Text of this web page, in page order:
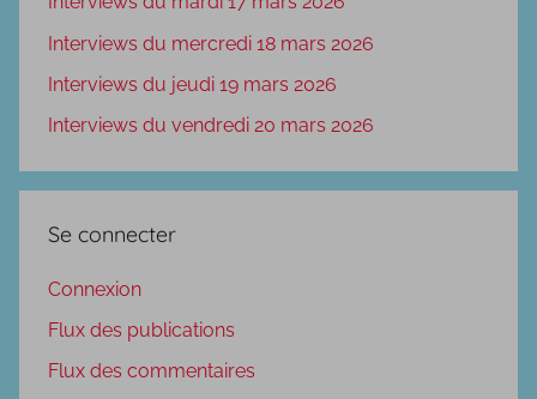
Interviews du mercredi 18 mars 2026
Interviews du jeudi 19 mars 2026
Interviews du vendredi 20 mars 2026
Se connecter
Connexion
Flux des publications
Flux des commentaires